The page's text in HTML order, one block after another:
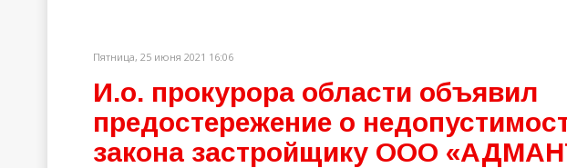
Пятница, 25 июня 2021 16:06
И.о. прокурора области объявил
предостережение о
закона застройщику ООО